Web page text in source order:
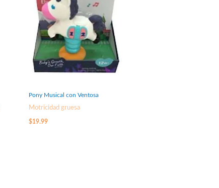
Pony Musical con Ventosa
Motricidad gruesa
$19.99